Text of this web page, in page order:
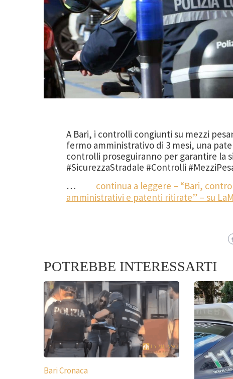
A Bari, i controlli congiunti su mezzi
fermo amministrativo di 3 mesi, una
controlli proseguiranno per garantire la
#SicurezzaStradale #Controlli
…
continua a leggere – “Bari,
amministrativi e patenti ritirate” – su
POTREBBE INTERESSARTI
Bari Cronaca